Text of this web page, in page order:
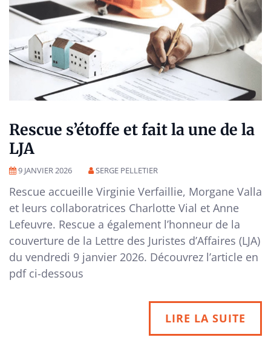
Rescue s’étoffe et fait la une de la
LJA
9 JANVIER 2026 SERGE PELLETIER
Rescue accueille Virginie Verfaillie, Morgane Valla
et leurs collaboratrices Charlotte Vial et Anne
Lefeuvre. Rescue a également l’honneur de la
couverture de la Lettre des Juristes d’Affaires (LJA)
du vendredi 9 janvier 2026. Découvrez l’article en
pdf ci-dessous
LIRE LA SUITE